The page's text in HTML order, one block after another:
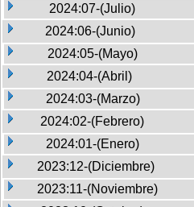
2024:07-(Julio)
2024:06-(Junio)
2024:05-(Mayo)
2024:04-(Abril)
2024:03-(Marzo)
2024:02-(Febrero)
2024:01-(Enero)
2023:12-(Diciembre)
2023:11-(Noviembre)